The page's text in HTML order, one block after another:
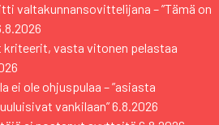
valtakunnansovittelijana – ”Tämä on
kriteerit, vasta vitonen pelastaa
ei ole ohjuspulaa – ”asiasta
vankilaan”6.8.2026